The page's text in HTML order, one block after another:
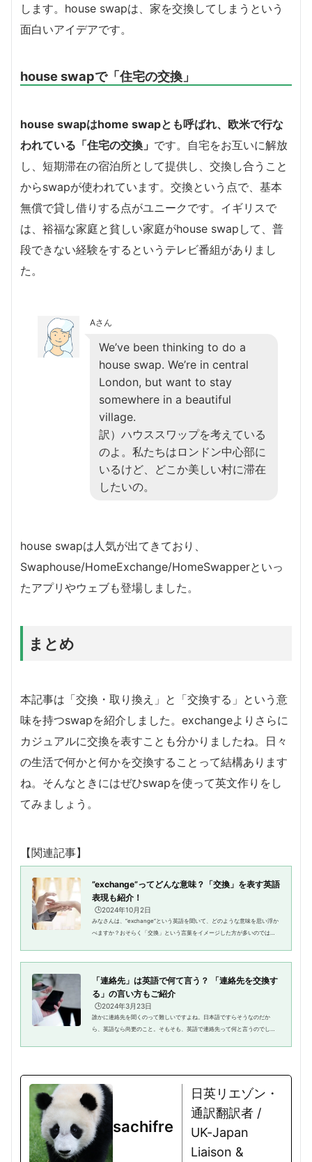
します。house swapは、家を交換してしまうという
面白いアイデアです。
house swapで「住宅の交換」
house swapはhome swapとも呼ばれ、欧米で行な
われている「住宅の交換」 です。自宅をお互いに解放
し、短期滞在の宿泊所として提供し、交換し合うこと
からswapが使われています。交換という点で、基本
無償で貸し借りする点がユニークです。イギリスで
は、裕福な家庭と貧しい家庭がhouse swapして、普
段できない経験をするというテレビ番組がありまし
た。
Aさん
We’ve been thinking to do a
house swap. We’re in central
London, but want to stay
somewhere in a beautiful
village.
訳）ハウススワップを考えている
のよ。私たちはロンドン中心部に
いるけど、どこか美しい村に滞在
したいの。
house swapは人気が出てきており、
Swaphouse/HomeExchange/HomeSwapperといっ
たアプリやウェブも登場しました。
まとめ
本記事は「交換・取り換え」と「交換する」という意
味を持つswapを紹介しました。exchangeよりさらに
カジュアルに交換を表すことも分かりましたね。日々
の生活で何かと何かを交換することって結構あります
ね。そんなときにはぜひswapを使って英文作りをし
てみましょう。
【関連記事】
”exchange”ってどんな意味？「交換」を表す英語
表現も紹介！
🕒️2024年10月2日
みなさんは、”exchange”という英語を聞いて、どのような意味を思い浮か
べますか？おそらく「交換」という言葉をイメージした方が多いのではな
「連絡先」は英語で何て言う？ 「連絡先を交換す
る」の言い方もご紹介
🕒️2024年3月23日
誰かに連絡先を聞くのって難しいですよね。日本語ですらそうなのだか
ら、英語なら尚更のこと。そもそも、英語で連絡先って何と言うのでしょ
sachifre
日英リエゾン・
通訳翻訳者 /
UK-Japan
Liaison &